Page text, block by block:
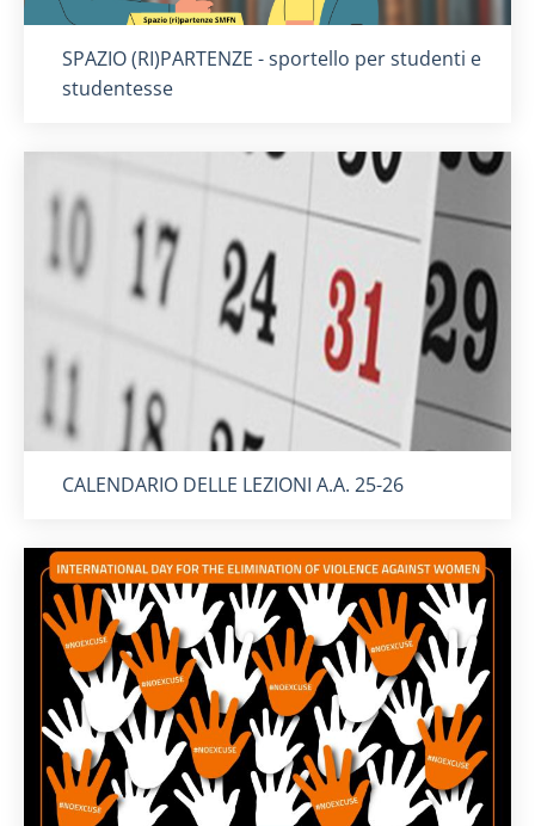
Titolo card:
SPAZIO (RI)PARTENZE - sportello per studenti e
studentesse
Titolo card:
CALENDARIO DELLE LEZIONI A.A. 25-26